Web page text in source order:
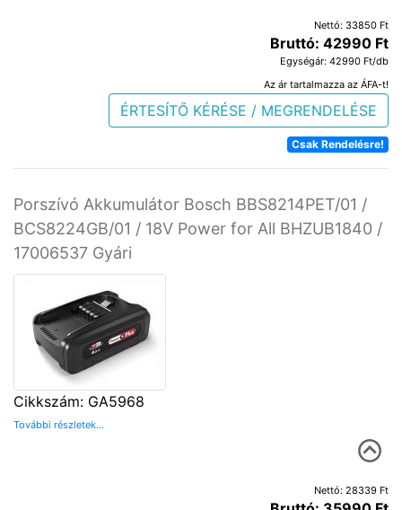
Nettó: 33850 Ft
Bruttó: 42990 Ft
Egységár: 42990 Ft/db
Az ár tartalmazza az ÁFA-t!
ÉRTESÍTŐ KÉRÉSE / MEGRENDELÉSE
Csak Rendelésre!
Porszívó Akkumulátor Bosch BBS8214PET/01 /
BCS8224GB/01 / 18V Power for All BHZUB1840 /
17006537 Gyári
Cikkszám: GA5968
További részletek...
Nettó: 28339 Ft